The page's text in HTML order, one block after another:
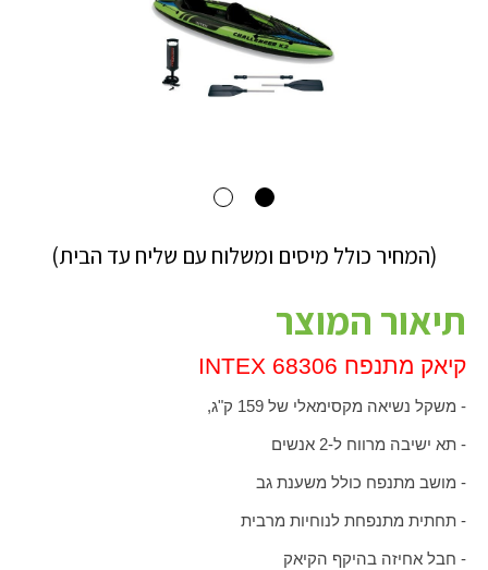
(המחיר כולל מיסים ומשלוח עם שליח עד הבית)
תיאור המוצר
קיאק מתנפח 68306 INTEX
- משקל נשיאה מקסימאלי של 159 ק"ג,
- תא ישיבה מרווח ל-2 אנשים
- מושב מתנפח כולל משענת גב
- תחתית מתנפחת לנוחיות מרבית
- חבל אחיזה בהיקף הקיאק